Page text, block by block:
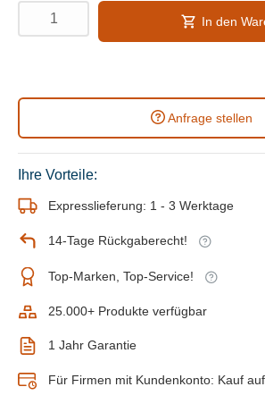
In den
Anfrage stellen
Ihre Vorteile:
Expresslieferung: 1 - 3 Werktage
14-Tage Rückgaberecht!
Top-Marken, Top-Service!
25.000+ Produkte verfügbar
1 Jahr Garantie
Für Firmen mit Kundenkonto: Kauf